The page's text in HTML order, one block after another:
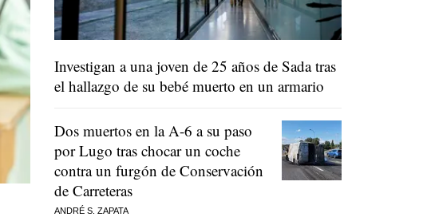
Investigan a una joven de 25 años de Sada tras
el hallazgo de su bebé muerto en un armario
Dos muertos en la A-6 a su paso
por Lugo tras chocar un coche
contra un furgón de Conservación
de Carreteras
ANDRÉ S. ZAPATA